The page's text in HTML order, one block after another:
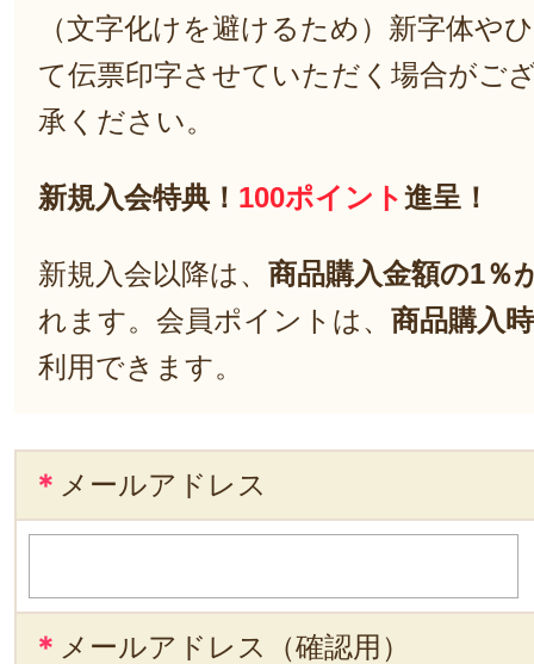
（文字化けを避けるため）新字体や
て伝票印字させていただく場合がご
承ください。
新規入会特典！ 100ポイント進呈！
新規入会以降は、 商品購入金額の1％
れます。会員ポイントは、 商品購入
利用できます。
＊ メールアドレス
＊ メールアドレス（確認用）